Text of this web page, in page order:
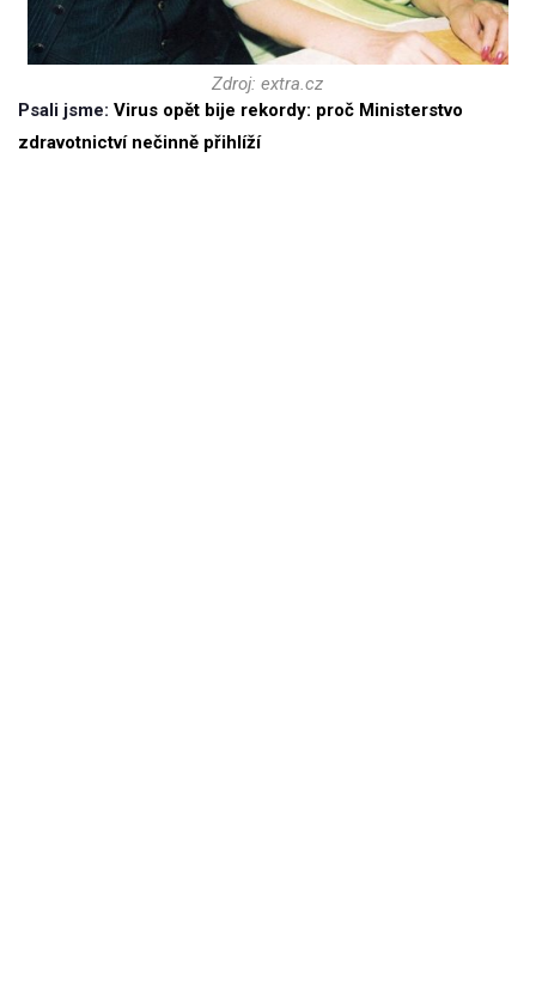
Zdroj: extra.cz
Psali jsme: Virus opět bije rekordy: proč Ministerstvo
zdravotnictví nečinně přihlíží